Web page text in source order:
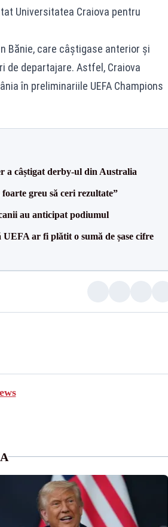
Universitatea Craiova pentru
Bănie, care câștigase anterior și
de departajare. Astfel, Craiova
în preliminariile UEFA Champions
a câștigat derby-ul din Australia
greu să ceri rezultate”
au anticipat podiumul
ar fi plătit o sumă de șase cifre